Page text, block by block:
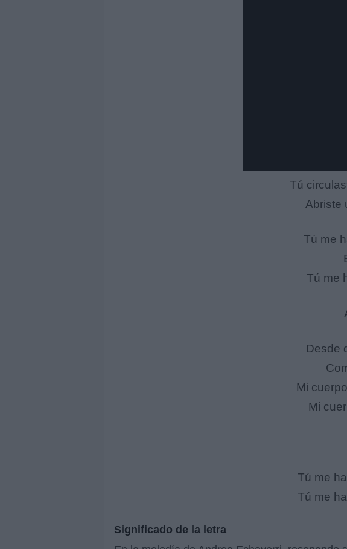
Tú
Abriste
Tú me
Tú me
Desde
Mi
Mi
Tú me
Tú me
Significado de la letra